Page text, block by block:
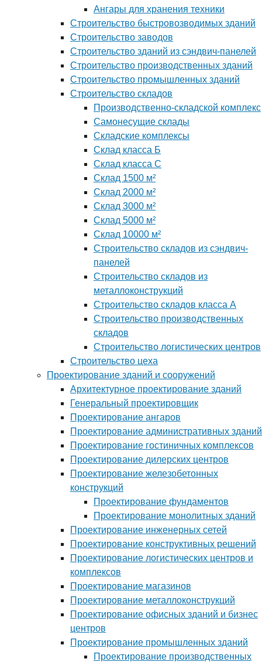
Ангары для хранения техники
Строительство быстровозводимых зданий
Строительство заводов
Строительство зданий из сэндвич-панелей
Строительство производственных зданий
Строительство промышленных зданий
Строительство складов
Производственно-складской комплекс
Самонесущие склады
Складские комплексы
Склад класса Б
Склад класса С
Склад 1500 м²
Склад 2000 м²
Склад 3000 м²
Склад 5000 м²
Склад 10000 м²
Строительство складов из сэндвич-
панелей
Строительство складов из
металлоконструкций
Строительство складов класса А
Строительство производственных
складов
Строительство логистических центров
Строительство цеха
Проектирование зданий и сооружений
Архитектурное проектирование зданий
Генеральный проектировщик
Проектирование ангаров
Проектирование административных зданий
Проектирование гостиничных комплексов
Проектирование дилерских центров
Проектирование железобетонных
конструкций
Проектирование фундаментов
Проектирование монолитных зданий
Проектирование инженерных сетей
Проектирование конструктивных решений
Проектирование логистических центров и
комплексов
Проектирование магазинов
Проектирование металлоконструкций
Проектирование офисных зданий и бизнес
центров
Проектирование промышленных зданий
Проектирование производственных